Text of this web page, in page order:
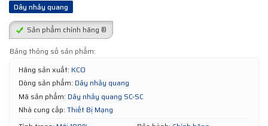
Dây nhảy quang
Sản phẩm chính hãng ®
Bảng thông số sản phẩm:
Hãng sản xuất: KCO
Dòng sản phẩm: Dây nhảy quang
Mã sản phẩm: Dây nhảy quang SC-SC
Nhà cung cấp: Thiết Bị Mạng